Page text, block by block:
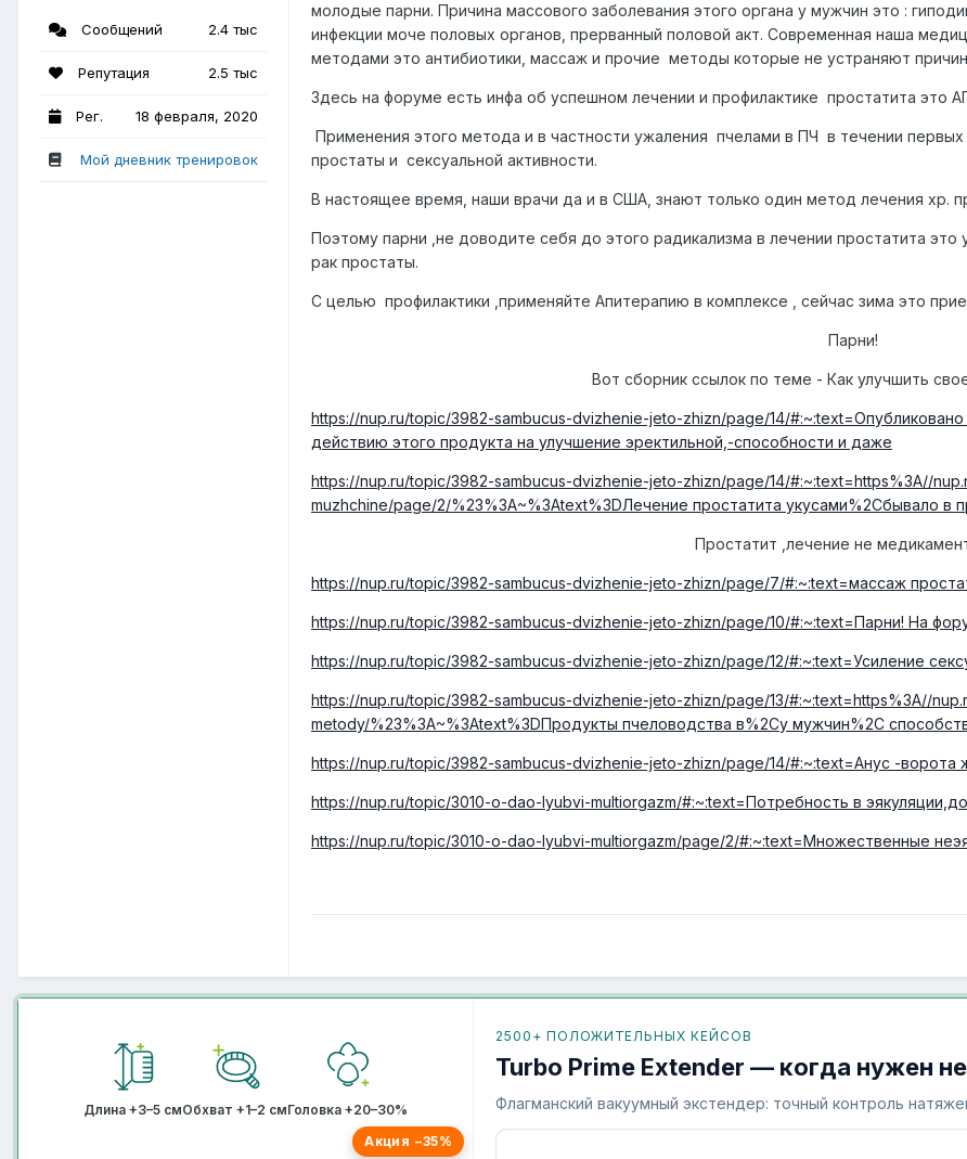
Сообщений 2.4 тыс
Репутация 2.5 тыс
Рег. 18 февраля, 2020
Мой дневник тренировок
молодые парни. Причина массового заболевания этого органа у мужчин это :
инфекции моче половых органов, прерванный половой акт. Современная наша
методами это антибиотики, массаж и прочие методы которые не устраняют
Здесь на форуме есть инфа об успешном лечении и профилактике простатита это
Применения этого метода и в частности ужаления пчелами в ПЧ в течении
простаты и сексуальной активности.
В настоящее время, наши врачи да и в США, знают только один метод лечения хр.
Поэтому парни ,не доводите себя до этого радикализма в лечении простатита
рак простаты.
С целью профилактики ,применяйте Апитерапию в комплексе , сейчас зима это
Парни!
Вот сборник ссылок по теме - Как улучшить
https://nup.ru/topic/3982-sambucus-dvizhenie-jeto-zhizn/page/14/
действию этого продукта на улучшение эректильной,-способности и даже
https://nup.ru/topic/3982-sambucus-dvizhenie-jeto-zhizn/page/14/#:~:text=https%3A//
muzhchine/page/2/%23%3A~%3Atext%3DЛечение простатита укусами%2Cбывало в
Простатит ,лечение не
https://nup.ru/topic/3982-sambucus-dvizhenie-jeto-zhizn/page/7/#:~:text=массаж
https://nup.ru/topic/3982-sambucus-dvizhenie-jeto-zhizn/page/10/#:~:text=Парни! На
https://nup.ru/topic/3982-sambucus-dvizhenie-jeto-zhizn/page/12/#:~:text=Усиление
https://nup.ru/topic/3982-sambucus-dvizhenie-jeto-zhizn/page/13/#:~:text=https%3A//
metody/%23%3A~%3Atext%3DПродукты пчеловодства в%2Cу мужчин%2C
https://nup.ru/topic/3982-sambucus-dvizhenie-jeto-zhizn/page/14/#:~:text=Анус -ворота
https://nup.ru/topic/3010-o-dao-lyubvi-multiorgazm/#:~:text=Потребность в
https://nup.ru/topic/3010-o-dao-lyubvi-multiorgazm/page/2/#:~:text=Множественные
Длина +3–5 смОбхват +1–2 смГоловка +20–30%
Акция −35%
2500+ ПОЛОЖИТЕЛЬНЫХ КЕЙСОВ
Turbo Prime Extender — когда нужен
Флагманский вакуумный экстендер: точный контроль